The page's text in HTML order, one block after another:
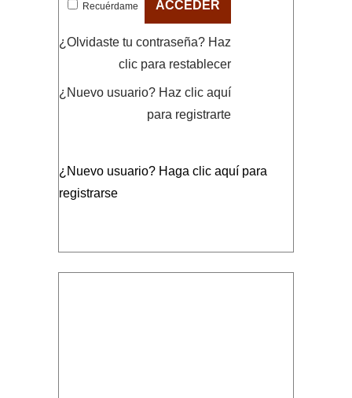
Recuérdame
¿Olvidaste tu contraseña? Haz
clic para restablecer
¿Nuevo usuario? Haz clic aquí
para registrarte
¿Nuevo usuario? Haga clic aquí para
registrarse